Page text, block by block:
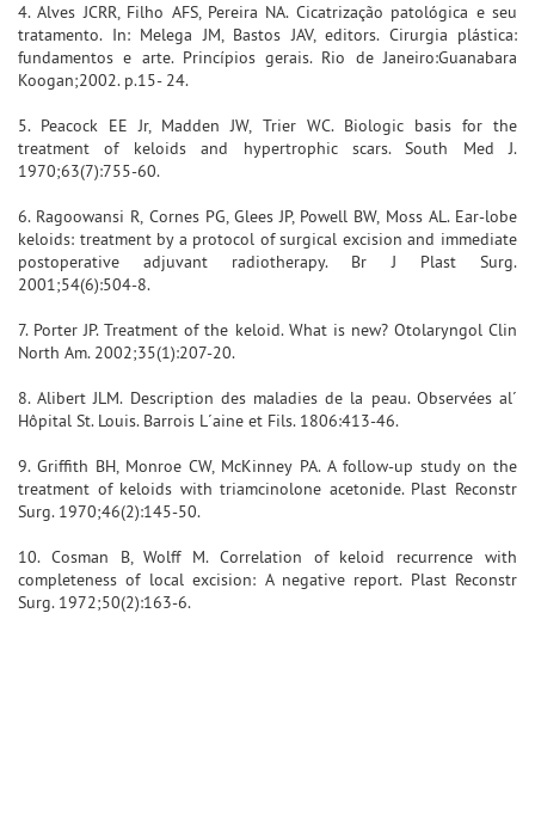
4. Alves JCRR, Filho AFS, Pereira NA. Cicatrização patológica e seu
tratamento. In: Melega JM, Bastos JAV, editors. Cirurgia plástica:
fundamentos e arte. Princípios gerais. Rio de Janeiro:Guanabara
Koogan;2002. p.15- 24.
5. Peacock EE Jr, Madden JW, Trier WC. Biologic basis for the
treatment of keloids and hypertrophic scars. South Med J.
1970;63(7):755-60.
6. Ragoowansi R, Cornes PG, Glees JP, Powell BW, Moss AL. Ear-lobe
keloids: treatment by a protocol of surgical excision and immediate
postoperative adjuvant radiotherapy. Br J Plast Surg.
2001;54(6):504-8.
7. Porter JP. Treatment of the keloid. What is new? Otolaryngol Clin
North Am. 2002;35(1):207-20.
8. Alibert JLM. Description des maladies de la peau. Observées al´
Hôpital St. Louis. Barrois L´aine et Fils. 1806:413-46.
9. Griffith BH, Monroe CW, McKinney PA. A follow-up study on the
treatment of keloids with triamcinolone acetonide. Plast Reconstr
Surg. 1970;46(2):145-50.
10. Cosman B, Wolff M. Correlation of keloid recurrence with
completeness of local excision: A negative report. Plast Reconstr
Surg. 1972;50(2):163-6.